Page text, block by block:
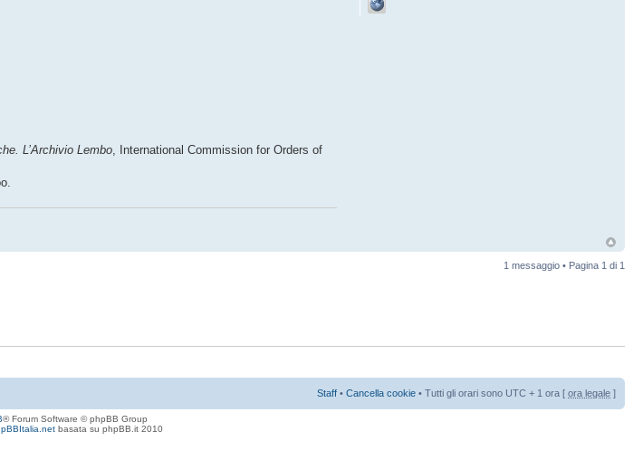
L’Archivio Lembo, International Commission for Orders of
1 messaggio • Pagina 1 di 1
Staff • Cancella cookie • Tutti gli orari sono UTC + 1 ora [ ora legale ]
® Forum Software © phpBB Group
basata su phpBB.it 2010